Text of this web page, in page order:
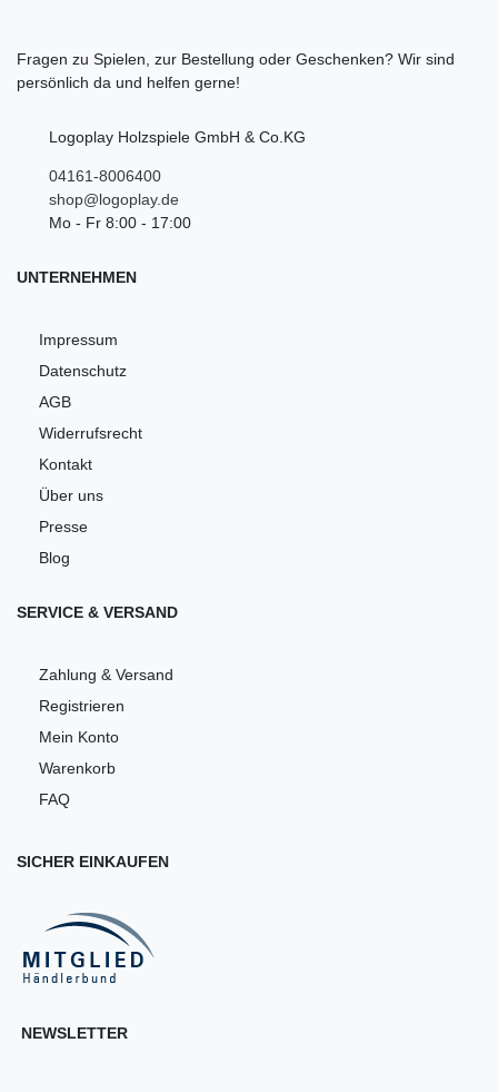
Fragen zu Spielen, zur Bestellung oder Geschenken? Wir sind
persönlich da und helfen gerne!
Logoplay Holzspiele GmbH & Co.KG
04161-8006400
shop@logoplay.de
Mo - Fr 8:00 - 17:00
UNTERNEHMEN
Impressum
Datenschutz
AGB
Widerrufsrecht
Kontakt
Über uns
Presse
Blog
SERVICE & VERSAND
Zahlung & Versand
Registrieren
Mein Konto
Warenkorb
FAQ
SICHER EINKAUFEN
NEWSLETTER